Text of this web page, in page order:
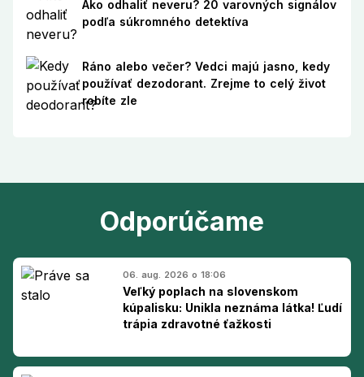
Ako odhaliť neveru? 20 varovných signálov
podľa súkromného detektíva
Ráno alebo večer? Vedci majú jasno, kedy
používať dezodorant. Zrejme to celý život
robíte zle
Odporúčame
06. aug. 2026 o 18:06
Veľký poplach na slovenskom
kúpalisku: Unikla neznáma látka! Ľudí
trápia zdravotné ťažkosti